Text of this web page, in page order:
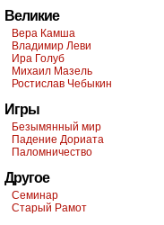
Великие
Вера Камша
Владимир Леви
Ира Голуб
Михаил Мазель
Ростислав Чебыкин
Игры
Безымянный мир
Падение Дориата
Паломничество
Другое
Семинар
Старый Рамот